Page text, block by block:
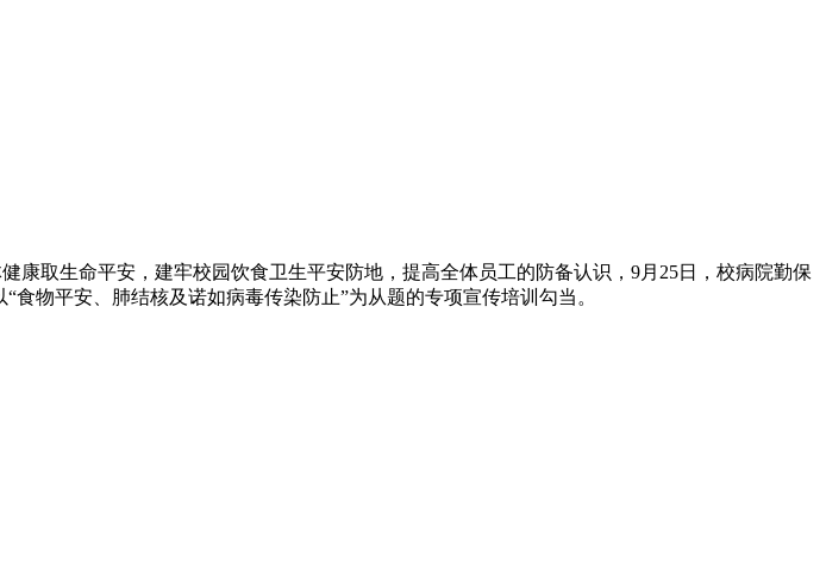
取生命平安，建牢校园饮食卫生平安防地，提高全体员工的防备认识，9月25日，校病院勤保
物平安、肺结核及诺如病毒传染防止”为从题的专项宣传培训勾当。